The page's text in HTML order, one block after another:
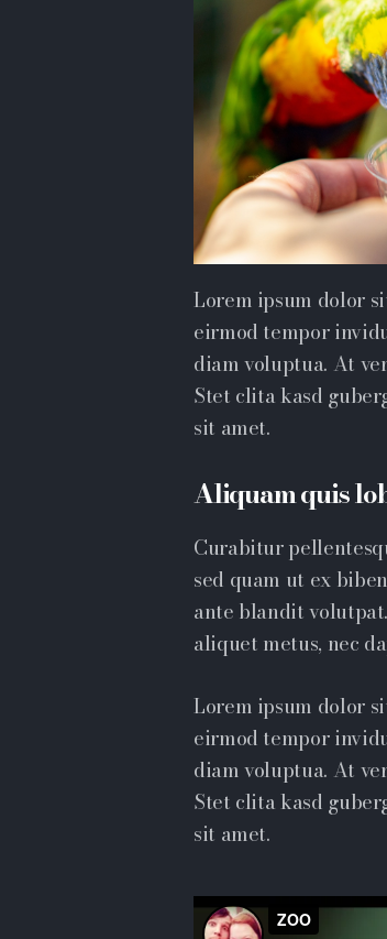
Lorem ipsum dolor
eirmod tempor
diam voluptua. At
Stet clita kasd
sit amet.
Aliquam quis
Curabitur
sed quam ut ex
ante blandit
aliquet metus, nec
Lorem ipsum dolor
eirmod tempor
diam voluptua. At
Stet clita kasd
sit amet.